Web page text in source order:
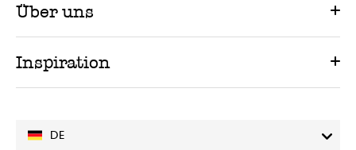
DE
Über uns
Inspiration